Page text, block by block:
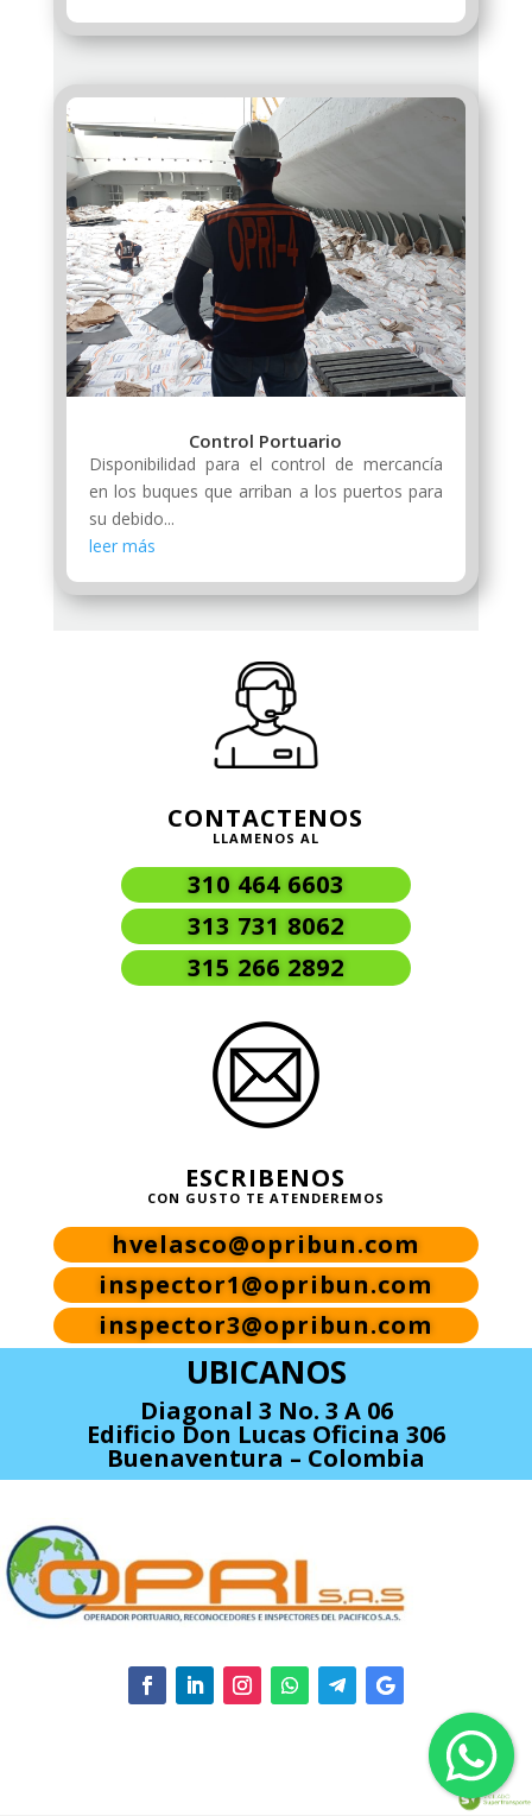
Control Portuario
Disponibilidad para el control de mercancía
en los buques que arriban a los puertos para
su debido...
leer más
CONTACTENOS
LLAMENOS AL
310 464 6603
313 731 8062
315 266 2892
ESCRIBENOS
CON GUSTO TE ATENDEREMOS
hvelasco@opribun.com
inspector1@opribun.com
inspector3@opribun.com
UBICANOS
Diagonal 3 No. 3 A 06
Edificio Don Lucas Oficina 306
Buenaventura – Colombia